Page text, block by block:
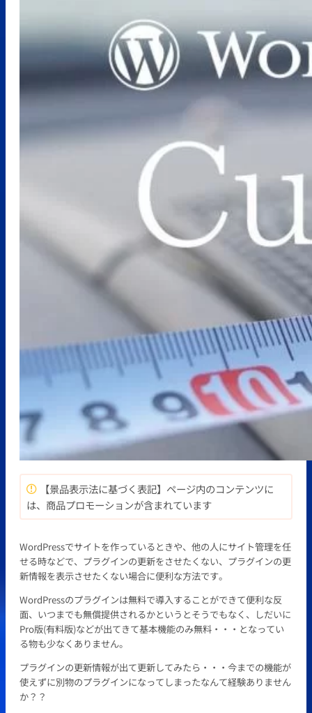
【景品表示法に基づく表記】ページ内のコンテンツに
は、商品プロモーションが含まれています
WordPressでサイトを作っているときや、他の人にサイト管理を任
せる時などで、プラグインの更新をさせたくない、プラグインの更
新情報を表示させたくない場合に便利な方法です。
WordPressのプラグインは無料で導入することができて便利な反
面、いつまでも無償提供されるかというとそうでもなく、しだいに
Pro版(有料版)などが出てきて基本機能のみ無料・・・となってい
る物も少なくありません。
プラグインの更新情報が出て更新してみたら・・・今までの機能が
使えずに別物のプラグインになってしまったなんて経験ありません
か？？